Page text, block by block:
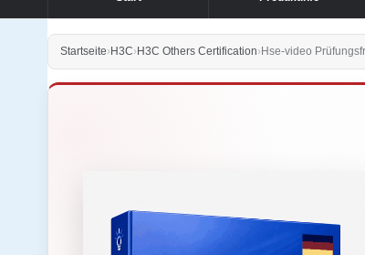
Startseite›H3C›H3C Others Certification›Hse-video